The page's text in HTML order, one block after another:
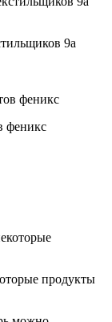
9а
феникс
продукты